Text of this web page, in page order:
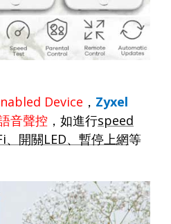
Device ， Zyxel
音聲控 ，如進行speed
、開關LED、暫停上網等